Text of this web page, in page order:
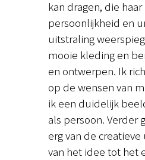
kan dragen, die haar
persoonlijkheid en
uitstraling
mooie kleding en
en ontwerpen. Ik
op de wensen van
ik een duidelijk
als persoon. Verder
erg van de
van het idee tot het